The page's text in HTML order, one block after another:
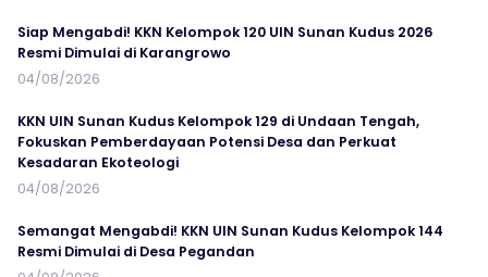
Siap Mengabdi! KKN Kelompok 120 UIN Sunan Kudus 2026
Resmi Dimulai di Karangrowo
04/08/2026
KKN UIN Sunan Kudus Kelompok 129 di Undaan Tengah,
Fokuskan Pemberdayaan Potensi Desa dan Perkuat
Kesadaran Ekoteologi
04/08/2026
Semangat Mengabdi! KKN UIN Sunan Kudus Kelompok 144
Resmi Dimulai di Desa Pegandan